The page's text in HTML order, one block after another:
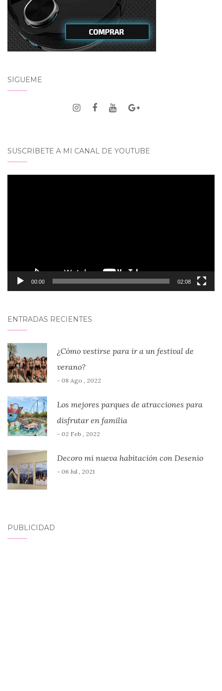
SÍGUEME
SUSCRIBETE A MI CANAL DE YOUTUBE
00:00 02:08
ENTRADAS RECIENTES
¿Cómo vestirse para ir a un festival de
verano?
- 08 Ago , 2022
Los mejores parques de atracciones para
disfrutar en familia
- 02 Feb , 2022
Decoro mi nueva habitación con Desenio
- 06 Jul , 2021
PUBLICIDAD